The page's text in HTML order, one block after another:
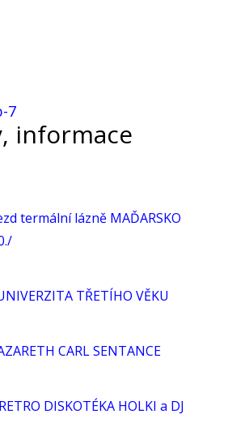
informace
termální lázně MAĎARSKO
TŘETÍHO VĚKU
CARL SENTANCE
DISKOTÉKA HOLKI a DJ